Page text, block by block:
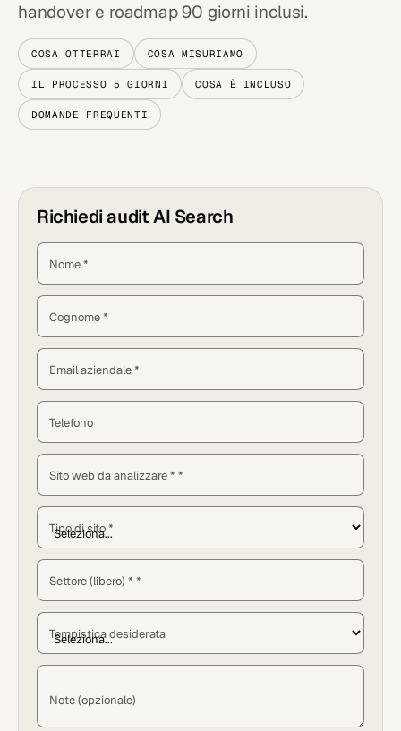
handover e roadmap 90 giorni inclusi.
COSA OTTERRAI COSA MISURIAMO
IL PROCESSO 5 GIORNI COSA È INCLUSO
DOMANDE FREQUENTI
Richiedi audit AI Search
Nome *
Cognome *
Email aziendale *
Telefono
Sito web da analizzare * *
Tipo di sito *
Settore (libero) * *
Tempistica desiderata
Note (opzionale)